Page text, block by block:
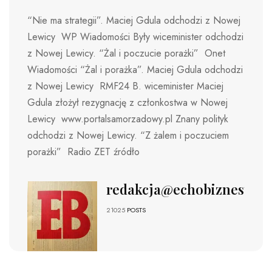
“Nie ma strategii”. Maciej Gdula odchodzi z Nowej
Lewicy WP Wiadomości Były wiceminister odchodzi
z Nowej Lewicy. “Żal i poczucie porażki” Onet
Wiadomości “Żal i porażka”. Maciej Gdula odchodzi
z Nowej Lewicy RMF24 B. wiceminister Maciej
Gdula złożył rezygnację z członkostwa w Nowej
Lewicy www.portalsamorzadowy.pl Znany polityk
odchodzi z Nowej Lewicy. “Z żalem i poczuciem
porażki” Radio ZET źródło
redakcja@echobiznesu.pl
21025 POSTS